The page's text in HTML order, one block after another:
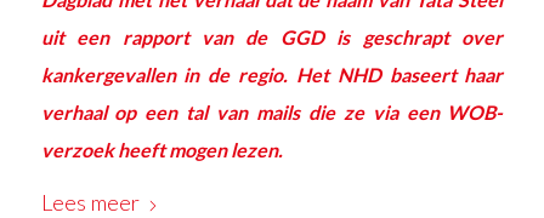
uit een rapport van de GGD is geschrapt over
kankergevallen in de regio. Het NHD baseert haar
verhaal op een tal van mails die ze via een WOB-
verzoek heeft mogen lezen.
Lees meer